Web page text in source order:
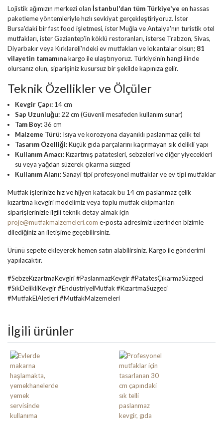
Lojistik ağımızın merkezi olan İstanbul'dan tüm Türkiye'ye en hassas
paketleme yöntemleriyle hızlı sevkiyat gerçekleştiriyoruz. İster
Bursa'daki bir fast food işletmesi, isterMuğla veAntalya'nın turistik otel
mutfakları, isterGaziantep'in köklü restoranları, isterse Trabzon, Sivas,
Diyarbakırveya Kırklareli'ndeki ev mutfakları ve lokantalar olsun; 81
vilayetin tamamınakargo ile ulaştırıyoruz. Türkiye'nin hangi ilinde
olursanız olun, siparişiniz kusursuz bir şekilde kapınıza gelir.
Teknik Özellikler ve Ölçüler
Kevgir Çapı: 14 cm
Sap Uzunluğu: 22 cm (Güvenli mesafeden kullanım sunar)
Tam Boy:36 cm
Malzeme Türü: Isıya ve korozyona dayanıklı paslanmaz çelik tel
Tasarım Özelliği:Küçük gıda parçalarını kaçırmayan sık delikli yapı
Kullanım Amacı:Kızartmış patatesleri, sebzeleri ve diğer yiyecekleri
su veya yağdan süzerek çıkarma süzgeci
Kullanım Alanı:Sanayi tipi profesyonel mutfaklar ve ev tipi mutfaklar
Mutfak işlerinize hız ve hijyen katacak bu 14 cm paslanmaz çelik
kızartma kevgiri modelimiz veya toplu mutfak ekipmanları
siparişlerinizle ilgili teknik detay almak için
proje@mutfakmalzemeleri.com e-posta adresimiz üzerinden bizimle
dilediğiniz an iletişime geçebilirsiniz.
Ürünü sepete ekleyerek hemen satın alabilirsiniz. Kargo ile gönderimi
yapılacaktır.
#SebzeKızartmaKevgiri #PaslanmazKevgir #PatatesÇıkarmaSüzgeci
#SıkDelikliKevgir #EndüstriyelMutfak #KızartmaSüzgeci
#MutfakElAletleri #MutfakMalzemeleri
İlgili ürünler